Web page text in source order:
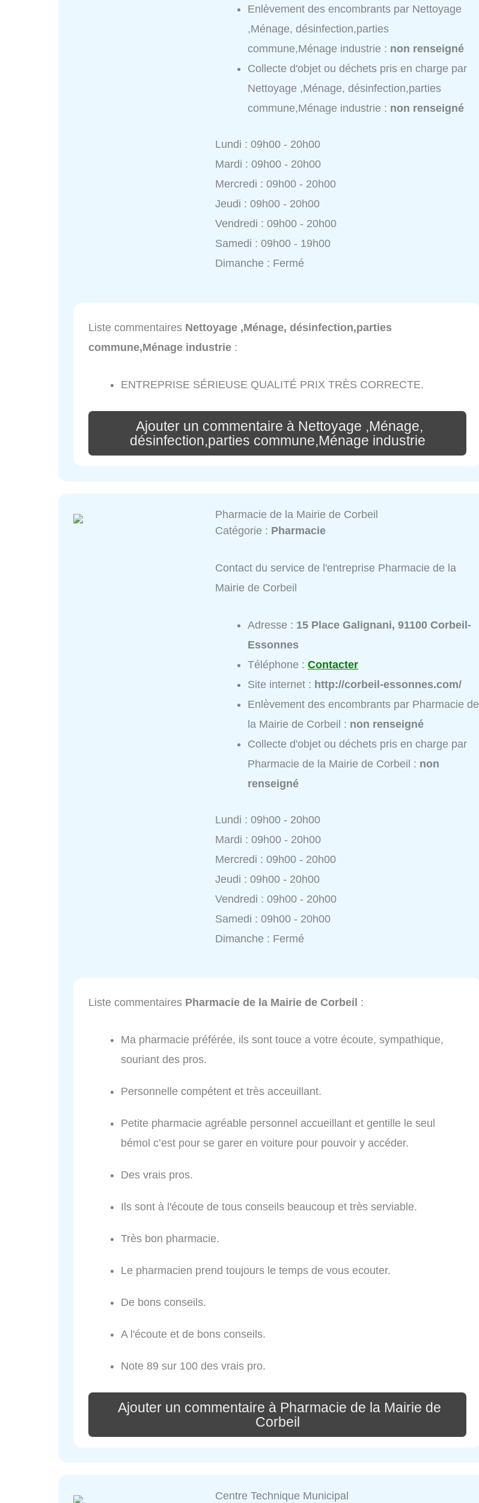
Enlèvement des encombrants par Nettoyage
,Ménage, désinfection,parties
commune,Ménage industrie : non renseigné
Collecte d'objet ou déchets pris en charge par
Nettoyage ,Ménage, désinfection,parties
commune,Ménage industrie : non renseigné
Lundi : 09h00 - 20h00
Mardi : 09h00 - 20h00
Mercredi : 09h00 - 20h00
Jeudi : 09h00 - 20h00
Vendredi : 09h00 - 20h00
Samedi : 09h00 - 19h00
Dimanche : Fermé
Liste commentaires Nettoyage ,Ménage, désinfection,parties
commune,Ménage industrie :
ENTREPRISE SÉRIEUSE QUALITÉ PRIX TRÈS CORRECTE.
Ajouter un commentaire à Nettoyage ,Ménage,
désinfection,parties commune,Ménage industrie
Pharmacie de la Mairie de Corbeil
Catégorie : Pharmacie
Contact du service de l'entreprise Pharmacie de la
Mairie de Corbeil
Adresse : 15 Place Galignani, 91100 Corbeil-
Essonnes
Téléphone :Contacter
Site internet : http://corbeil-essonnes.com/
Enlèvement des encombrants par Pharmacie de
la Mairie de Corbeil : non renseigné
Collecte d'objet ou déchets pris en charge par
Pharmacie de la Mairie de Corbeil : non
renseigné
Lundi : 09h00 - 20h00
Mardi : 09h00 - 20h00
Mercredi : 09h00 - 20h00
Jeudi : 09h00 - 20h00
Vendredi : 09h00 - 20h00
Samedi : 09h00 - 20h00
Dimanche : Fermé
Liste commentaires Pharmacie de la Mairie de Corbeil :
Ma pharmacie préférée, ils sont touce a votre écoute, sympathique,
souriant des pros.
Personnelle compétent et très acceuillant.
Petite pharmacie agréable personnel accueillant et gentille le seul
bémol c’est pour se garer en voiture pour pouvoir y accéder.
Des vrais pros.
Ils sont à l'écoute de tous conseils beaucoup et très serviable.
Très bon pharmacie.
Le pharmacien prend toujours le temps de vous ecouter.
De bons conseils.
A l'écoute et de bons conseils.
Note 89 sur 100 des vrais pro.
Ajouter un commentaire à Pharmacie de la Mairie de
Corbeil
Centre Technique Municipal